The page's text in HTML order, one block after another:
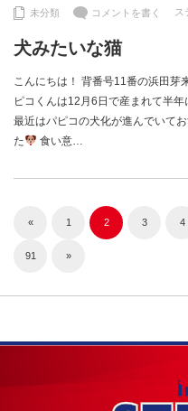
未分類 コメントを書く ス
犬みたいな猫
こんにちは！ 背番号11番の浜田芽
ピコくんは12月6日で産まれて半
最近はパピコの犬化が進んでいて
た
食い意…
« 1 2 3 4
91 »